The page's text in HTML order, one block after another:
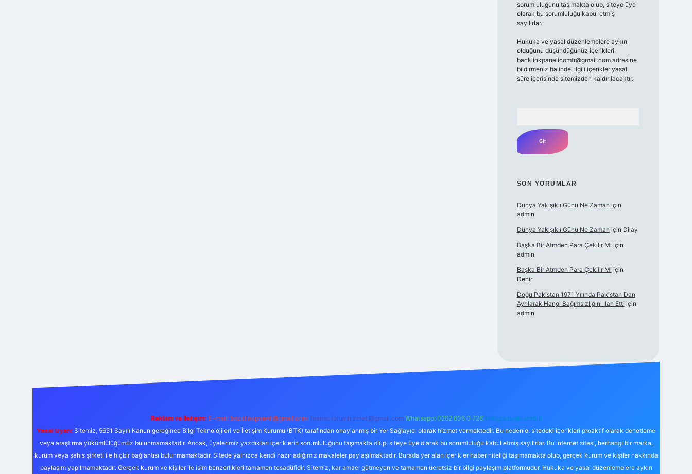
sorumluluğunu taşımakta olup, siteye üye
olarak bu sorumluluğu kabul etmiş
sayılırlar.
Hukuka ve yasal düzenlemelere aykırı
olduğunu düşündüğünüz içerikleri,
backlinkpanelicomtr@gmail.comadresine
bildirmeniz halinde, ilgili içerikler yasal
süre içerisinde sitemizden kaldırılacaktır.
SON YORUMLAR
Dünya Yakışıklı Günü Ne Zaman için
admin
Dünya Yakışıklı Günü Ne Zaman için Dilay
Başka Bir Atmden Para Çekilir Mi için
admin
Başka Bir Atmden Para Çekilir Mi için
Denir
Doğu Pakistan 1971 Yılında Pakistan Dan
Ayrılarak Hangi Bağımsızlığını Ilan Etti için
admin
Reklam ve İletişim: E-mail: backlinkpaneli@gmail.com Teams: forumhizmeti@gmail.com Whatsapp: 0262 606 0 726 Telegram: @karabul
Yasal Uyarı: Sitemiz, 5651 Sayılı Kanun gereğince Bilgi Teknolojileri ve İletişim Kurumu (BTK) tarafından onaylanmış bir Yer Sağlayıcı olarak hizmet vermektedir. Bu nedenle, sitedeki içerikleri proaktif olarak denetleme
veya araştırma yükümlülüğümüz bulunmamaktadır. Ancak, üyelerimiz yazdıkları içeriklerin sorumluluğunu taşımakta olup, siteye üye olarak bu sorumluluğu kabul etmiş sayılırlar. Bu internet sitesi, herhangi bir marka,
kurum veya şahıs şirketi ile hiçbir bağlantısı bulunmamaktadır. Sitede yalnızca kendi hazırladığımız makaleler paylaşılmaktadır. Burada yer alan içerikler haber niteliği taşımamakta olup, gerçek kurum ve kişiler hakkında
paylaşım yapılmamaktadır. Gerçek kurum ve kişiler ile isim benzerlikleri tamamen tesadüfidir. Sitemiz, kar amacı gütmeyen ve tamamen ücretsiz bir bilgi paylaşım platformudur. Hukuka ve yasal düzenlemelere aykırı